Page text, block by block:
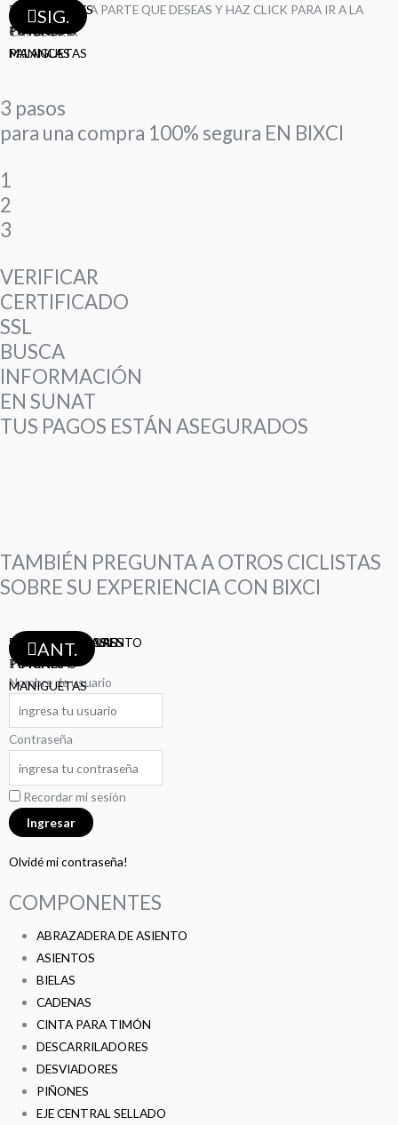
MANIGUETAS
PEDALES
MAZAS
TIMONES
POTENCIAS
PALANCAS
FRENOS
LLANTAS
LLANTAS
BIELAS
DESVIADORES
TAZAS
CAMARAS
CAMARAS
CAMARAS
AROS
AROS
RAYOS
RAYOS
RAYOS
SELECCIONA LA PARTE QUE DESEAS Y HAZ CLICK PARA IR A LA
CATEGORÍA
SIG.
3 pasos
para una compra 100% segura EN BIXCI
1
2
3
VERIFICAR
CERTIFICADO
SSL
BUSCA
INFORMACIÓN
EN SUNAT
TUS PAGOS ESTÁN ASEGURADOS
TAMBIÉN PREGUNTA A OTROS CICLISTAS
SOBRE SU EXPERIENCIA CON BIXCI
ASIENTOS
MANIGUETAS
TIJAS
ABRAZADERA ASIENTO
POTENCIAS
TIMONES
SHIFTERS
PEDALES
PIÑONES
MAZAS
BIELAS
TAZAS
DESVIADORES
FRENOS
RAYOS
LLANTAS
LLANTAS
LLANTAS
CAMARAS
CAMARAS
AROS
CADENAS
CADENAS
CABLES-FUNDAS
PORTA-BOTELLAS
DESCARRILADORES
ANT.
Nombre de usuario
Contraseña
Recordar mi sesión
Olvidé mi contraseña!
COMPONENTES
ABRAZADERA DE ASIENTO
ASIENTOS
BIELAS
CADENAS
CINTA PARA TIMÓN
DESCARRILADORES
DESVIADORES
PIÑONES
EJE CENTRAL SELLADO